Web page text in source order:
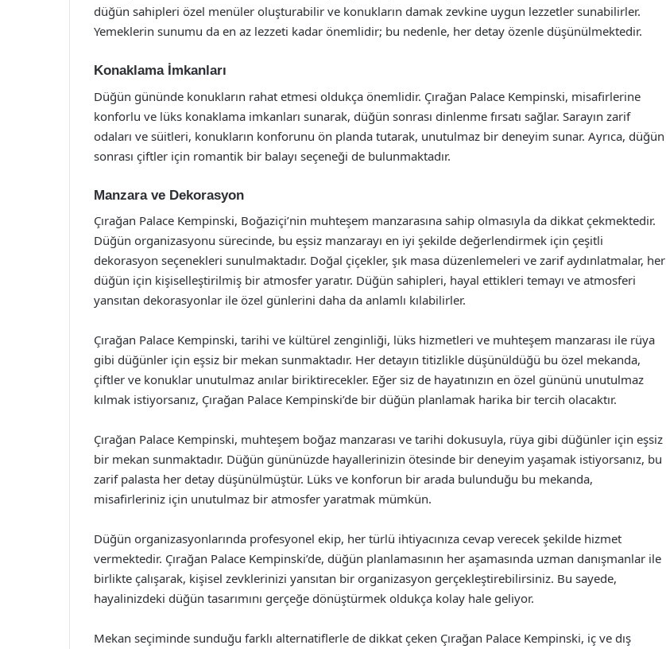
düğün sahipleri özel menüler oluşturabilir ve konukların damak zevkine uygun lezzetler sunabilirler.
Yemeklerin sunumu da en az lezzeti kadar önemlidir; bu nedenle, her detay özenle düşünülmektedir.
Konaklama İmkanları
Düğün gününde konukların rahat etmesi oldukça önemlidir. Çırağan Palace Kempinski, misafirlerine
konforlu ve lüks konaklama imkanları sunarak, düğün sonrası dinlenme fırsatı sağlar. Sarayın zarif
odaları ve süitleri, konukların konforunu ön planda tutarak, unutulmaz bir deneyim sunar. Ayrıca, düğün
sonrası çiftler için romantik bir balayı seçeneği de bulunmaktadır.
Manzara ve Dekorasyon
Çırağan Palace Kempinski, Boğaziçi’nin muhteşem manzarasına sahip olmasıyla da dikkat çekmektedir.
Düğün organizasyonu sürecinde, bu eşsiz manzarayı en iyi şekilde değerlendirmek için çeşitli
dekorasyon seçenekleri sunulmaktadır. Doğal çiçekler, şık masa düzenlemeleri ve zarif aydınlatmalar, her
düğün için kişiselleştirilmiş bir atmosfer yaratır. Düğün sahipleri, hayal ettikleri temayı ve atmosferi
yansıtan dekorasyonlar ile özel günlerini daha da anlamlı kılabilirler.
Çırağan Palace Kempinski, tarihi ve kültürel zenginliği, lüks hizmetleri ve muhteşem manzarası ile rüya
gibi düğünler için eşsiz bir mekan sunmaktadır. Her detayın titizlikle düşünüldüğü bu özel mekanda,
çiftler ve konuklar unutulmaz anılar biriktirecekler. Eğer siz de hayatınızın en özel gününü unutulmaz
kılmak istiyorsanız, Çırağan Palace Kempinski’de bir düğün planlamak harika bir tercih olacaktır.
Çırağan Palace Kempinski, muhteşem boğaz manzarası ve tarihi dokusuyla, rüya gibi düğünler için eşsiz
bir mekan sunmaktadır. Düğün gününüzde hayallerinizin ötesinde bir deneyim yaşamak istiyorsanız, bu
zarif palasta her detay düşünülmüştür. Lüks ve konforun bir arada bulunduğu bu mekanda,
misafirleriniz için unutulmaz bir atmosfer yaratmak mümkün.
Düğün organizasyonlarında profesyonel ekip, her türlü ihtiyacınıza cevap verecek şekilde hizmet
vermektedir. Çırağan Palace Kempinski’de, düğün planlamasının her aşamasında uzman danışmanlar ile
birlikte çalışarak, kişisel zevklerinizi yansıtan bir organizasyon gerçekleştirebilirsiniz. Bu sayede,
hayalinizdeki düğün tasarımını gerçeğe dönüştürmek oldukça kolay hale geliyor.
Mekan seçiminde sunduğu farklı alternatiflerle de dikkat çeken Çırağan Palace Kempinski, iç ve dış